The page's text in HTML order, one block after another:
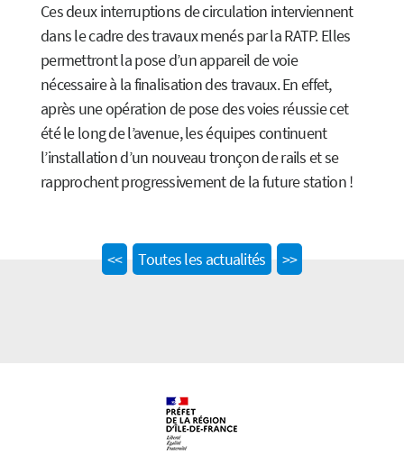
Ces deux interruptions de circulation interviennent
dans le cadre des travaux menés par la RATP. Elles
permettront la pose d’un appareil de voie
nécessaire à la finalisation des travaux. En effet,
après une opération de pose des voies réussie cet
été le long de l’avenue, les équipes continuent
l’installation d’un nouveau tronçon de rails et se
rapprochent progressivement de la future station !
<<Previous
Toutes les actualités >>Next